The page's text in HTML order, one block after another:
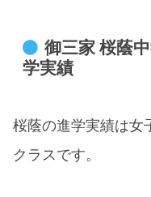
御三家 桜蔭
学実績
桜蔭の進学実績は女
クラスです。